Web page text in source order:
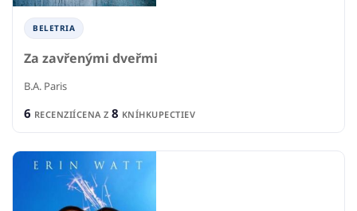
BELETRIA
Za zavřenými dveřmi
B.A. Paris
6 RECENZIÍCENA Z 8 KNÍHKUPECTIEV